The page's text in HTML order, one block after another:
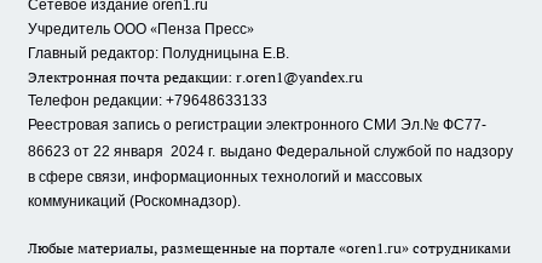
Сетевое издание oren1.ru
Учредитель ООО «Пенза Пресс»
Главный редактор: Полудницына Е.В.
Электронная почта редакции: r.oren1@yandex.ru
Телефон редакции: +79648633133
Реестровая запись о регистрации электронного СМИ Эл.№ ФС77-
86623 от 22 января 2024 г. выдано Федеральной службой по надзору
в сфере связи, информационных технологий и массовых
коммуникаций (Роскомнадзор).
Любые материалы, размещенные на портале «oren1.ru» сотрудниками